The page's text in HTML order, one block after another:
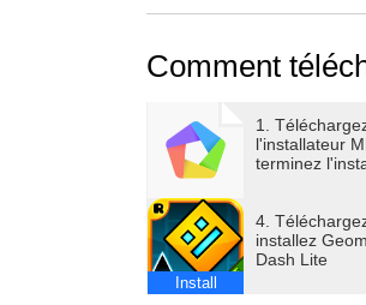
éditeur de niveaux en
Caractéristiques du jeu
• Un jeu de plateforme et
• Débloquez de
• Lancez des fusées,
• Utilisez le mode
Comment
1.
l'installateur
terminez
Install
4.
installez
Dash Lite